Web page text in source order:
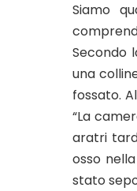
Siamo
Secondo
una
fossato.
“La
aratri
osso
stato